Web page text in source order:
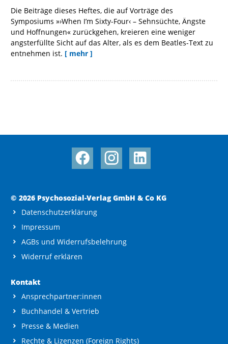
Die Beiträge dieses Heftes, die auf Vorträge des
Symposiums »›When I’m Sixty-Four‹ – Sehnsüchte, Ängste
und Hoffnungen« zurückgehen, kreieren eine weniger
angsterfüllte Sicht auf das Alter, als es dem Beatles-Text zu
entnehmen ist. [ mehr ]
© 2026 Psychosozial-Verlag GmbH & Co KG
Datenschutzerklärung
Impressum
AGBs und Widerrufsbelehrung
Widerruf erklären
Kontakt
Ansprechpartner:innen
Buchhandel & Vertrieb
Presse & Medien
Rechte & Lizenzen (Foreign Rights)